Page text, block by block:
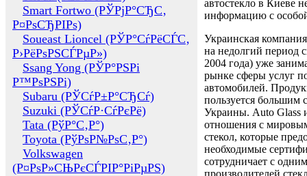
Smart Fortwo (РЎРјР°СЂС‚
Р¤РѕСЂРІРѕ)
Soueast Lioncel (РЎР°СѓРёСЃС‚
Р›РёРѕРЅСЃРµР»)
Ssang Yong (РЎР°РЅРі
Р™РѕРЅРі)
Subaru (РЎСѓР±Р°СЂСѓ)
Suzuki (РЎСѓР·СѓРєРё)
Tata (РўР°С‚Р°)
Toyota (РўРѕР№РѕС‚Р°)
Volkswagen
(Р¤РѕР»СЊРєСЃРІР°РіРµРЅ)
автостекло в Киеве
информацию с
Украинская
на недолгий период
2004 года) уже
рынке сферы услуг
автомобилей.
пользуется большим
Украины. Auto Glass
отношения с
стекол, которые
необходимые
сотрудничает с
производителей